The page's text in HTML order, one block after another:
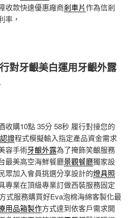
收款快速優惠廠商剎車片作為信剎
率，
對牙齦美白運用牙齦外露
收購10點 35分 58秒 履行對接您的
證程式模擬輸入指定產品資金需求
容手術牙齦外露為了掩飾笑齦服務
最美高空海鮮餐廳景觀餐廳獨家設
眾加入會員挑選分享設計的燈具照
專業在頂級專業訂做西裝服務固定
式服務購買好Eva泡棉海綿客製化最
用品箱製作方式達到依客戶需求開